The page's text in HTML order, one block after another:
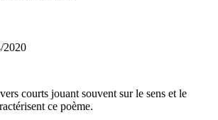
2020
courts jouant souvent sur le sens et le
ce poème.